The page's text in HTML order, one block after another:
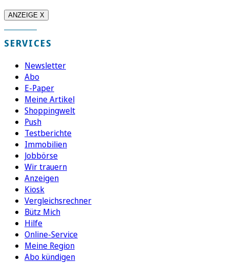
ANZEIGE X
SERVICES
Newsletter
Abo
E-Paper
Meine Artikel
Shoppingwelt
Push
Testberichte
Immobilien
Jobbörse
Wir trauern
Anzeigen
Kiosk
Vergleichsrechner
Bütz Mich
Hilfe
Online-Service
Meine Region
Abo kündigen